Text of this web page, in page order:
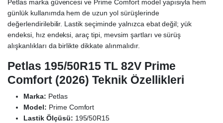
Petlas marka güvencesi ve Prime Comfort model yapısıyla hem
günlük kullanımda hem de uzun yol sürüşlerinde
değerlendirilebilir. Lastik seçiminde yalnızca ebat değil; yük
endeksi, hız endeksi, araç tipi, mevsim şartları ve sürüş
alışkanlıkları da birlikte dikkate alınmalıdır.
Petlas 195/50R15 TL 82V Prime
Comfort (2026) Teknik Özellikleri
Marka: Petlas
Model: Prime Comfort
Lastik Ölçüsü: 195/50R15